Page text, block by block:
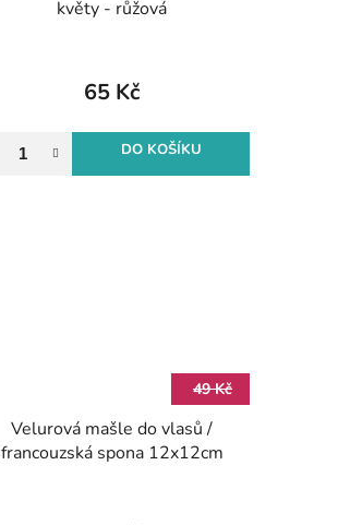
květy - růžová
65 Kč
DO KOŠÍKU
49 Kč
Velurová mašle do vlasů /
francouzská spona 12x12cm